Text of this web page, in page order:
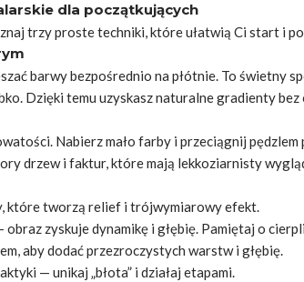
dla początkujących
trzy proste techniki, które ułatwią Ci start i
barwy bezpośrednio na płótnie. To świetny
Dzięki temu uzyskasz naturalne gradienty
Nabierz mało farby i przeciągnij
drzew i faktur, które mają lekkoziarnisty
które tworzą relief i trójwymiarowy efekt.
zyskuje dynamikę i głębię. Pamiętaj o
aby dodać przezroczystych warstw i głębię.
— unikaj „błota” i działaj etapami.